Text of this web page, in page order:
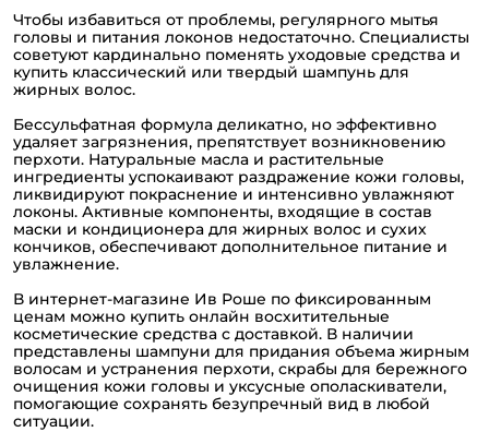
Чтобы избавиться от проблемы, регулярного мытья
головы и питания локонов недостаточно. Специалисты
советуют кардинально поменять уходовые средства и
купить классический или твердый шампунь для
жирных волос.
Бессульфатная формула деликатно, но эффективно
удаляет загрязнения, препятствует возникновению
перхоти. Натуральные масла и растительные
ингредиенты успокаивают раздражение кожи головы,
ликвидируют покраснение и интенсивно увлажняют
локоны. Активные компоненты, входящие в состав
маски и кондиционера для жирных волос и сухих
кончиков, обеспечивают дополнительное питание и
увлажнение.
В интернет-магазине Ив Роше по фиксированным
ценам можно купить онлайн восхитительные
косметические средства с доставкой. В наличии
представлены шампуни для придания объема жирным
волосам и устранения перхоти, скрабы для бережного
очищения кожи головы и уксусные ополаскиватели,
помогающие сохранять безупречный вид в любой
ситуации.